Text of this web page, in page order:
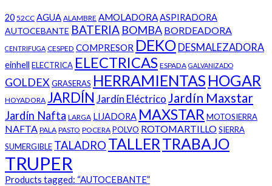
20 52CC AGUA ALAMBRE AMOLADORAASPIRADORA
AUTOCEBANTE BATERIA BOMBA BORDEADORA
CENTRIFUGA CESPED COMPRESOR DEKO DESMALEZADORA
einhell ELECTRICA ELECTRICAS ESPADA GALVANIZADO
GOLDEXGRASERAS HERRAMIENTAS HOGAR
HOYADORA JARDÍNJardín EléctricoJardín Maxstar
Jardín Nafta LARGA LIJADORA MAXSTAR MOTOSIERRA
NAFTA PALA PASTO POCERA POLVO ROTOMARTILLOSIERRA
SUMERGIBLE TALADRO TALLERTRABAJO
TRUPER
Products tagged: “AUTOCEBANTE”